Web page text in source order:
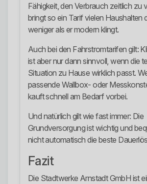
Fähigkeit, den Verbrauch zeitlich zu
bringt so ein Tarif vielen Haushalten
weniger als er modern klingt.
Auch bei den Fahrstromtarifen gilt:
ist aber nur dann sinnvoll, wenn die
Situation zu Hause wirklich passt.
passende Wallbox- oder
kauft schnell am Bedarf vorbei.
Und natürlich gilt wie fast immer: Die
Grundversorgung ist wichtig und
nicht automatisch die beste
Fazit
Die Stadtwerke Arnstadt GmbH ist